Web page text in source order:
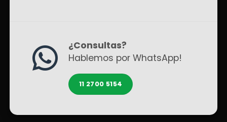
¿Consultas?
Hablemos por WhatsApp!
11 2700 5154